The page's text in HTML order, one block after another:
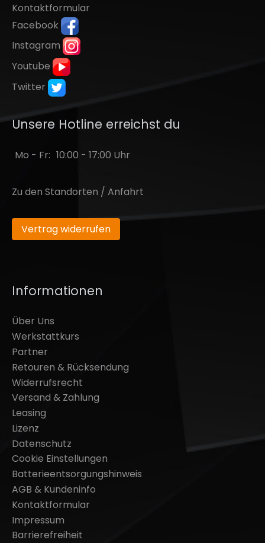
Kontaktformular
Facebook
Instagram
Youtube
Twitter
Unsere Hotline erreichst du
Mo - Fr: 10:00 - 17:00 Uhr
Zu den Standorten / Anfahrt
Vertrag widerrufen
Informationen
Über Uns
Werkstattkurs
Partner
Retouren & Rücksendung
Widerrufsrecht
Versand & Zahlung
Leasing
Lizenz
Datenschutz
Cookie Einstellungen
Batterieentsorgungshinweis
AGB & Kundeninfo
Kontaktformular
Impressum
Barrierefreiheit